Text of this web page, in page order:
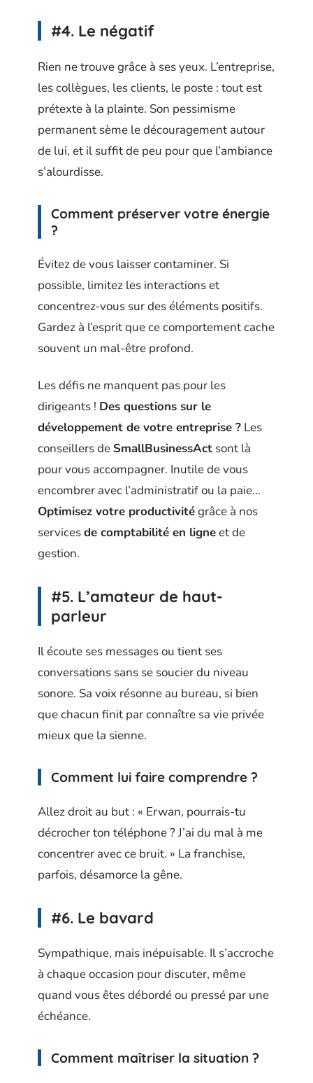
#4. Le négatif
Rien ne trouve grâce à ses yeux. L’entreprise,
les collègues, les clients, le poste : tout est
prétexte à la plainte. Son pessimisme
permanent sème le découragement autour
de lui, et il suffit de peu pour que l’ambiance
s’alourdisse.
Comment préserver votre énergie
?
Évitez de vous laisser contaminer. Si
possible, limitez les interactions et
concentrez-vous sur des éléments positifs.
Gardez à l’esprit que ce comportement cache
souvent un mal-être profond.
Les défis ne manquent pas pour les
dirigeants ! Des questions sur le
développement de votre entreprise ? Les
conseillers de SmallBusinessAct sont là
pour vous accompagner. Inutile de vous
encombrer avec l’administratif ou la paie…
Optimisez votre productivitégrâce à nos
servicesde comptabilité en ligneet de
gestion.
#5. L’amateur de haut-
parleur
Il écoute ses messages ou tient ses
conversations sans se soucier du niveau
sonore. Sa voix résonne au bureau, si bien
que chacun finit par connaître sa vie privée
mieux que la sienne.
Comment lui faire comprendre ?
Allez droit au but : « Erwan, pourrais-tu
décrocher ton téléphone ? J’ai du mal à me
concentrer avec ce bruit. » La franchise,
parfois, désamorce la gêne.
#6. Le bavard
Sympathique, mais inépuisable. Il s’accroche
à chaque occasion pour discuter, même
quand vous êtes débordé ou pressé par une
échéance.
Comment maîtriser la situation ?